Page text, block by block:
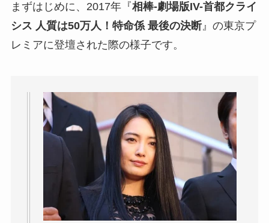
まずはじめに、2017年『相棒-劇場版IV-首都クライ
シス 人質は50万人！特命係 最後の決断』の東京プ
レミアに登壇された際の様子です。